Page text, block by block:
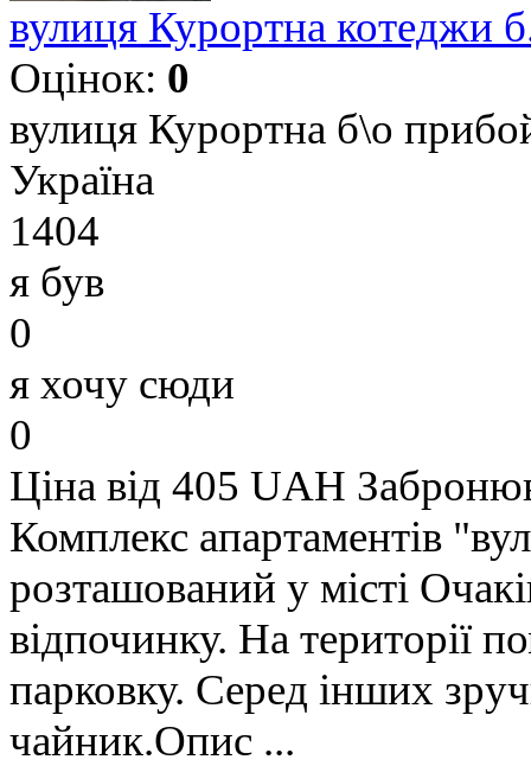
вулиця Курортна котеджи
Оцінок: 0
вулиця Курортна б\о
Україна
1404
я був
0
я хочу сюди
0
Ціна від 405 UAH
Комплекс апартаментів
розташований у місті
відпочинку. На території
парковку. Серед інших
чайник.Опис ...